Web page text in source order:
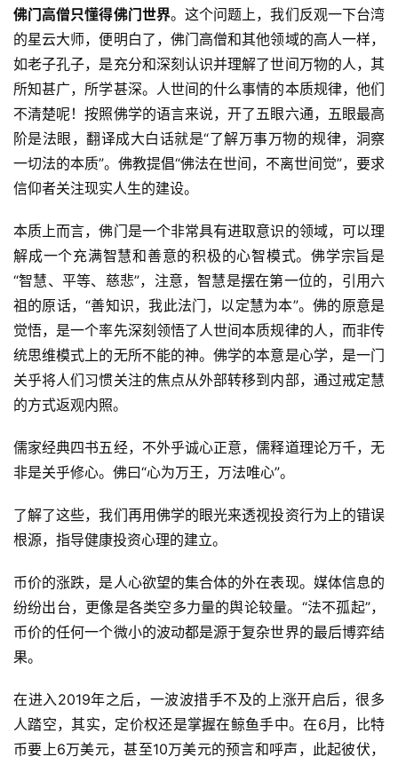
佛门高僧只懂得佛门世界。这个问题上，我们反观一下台湾
的星云大师，便明白了，佛门高僧和其他领域的高人一样，
如老子孔子，是充分和深刻认识并理解了世间万物的人，其
所知甚广，所学甚深。人世间的什么事情的本质规律，他们
不清楚呢！按照佛学的语言来说，开了五眼六通，五眼最高
阶是法眼，翻译成大白话就是“了解万事万物的规律，洞察
一切法的本质”。佛教提倡“佛法在世间，不离世间觉”，要求
信仰者关注现实人生的建设。
本质上而言，佛门是一个非常具有进取意识的领域，可以理
解成一个充满智慧和善意的积极的心智模式。佛学宗旨是
“智慧、平等、慈悲”，注意，智慧是摆在第一位的，引用六
祖的原话，“善知识，我此法门，以定慧为本”。佛的原意是
觉悟，是一个率先深刻领悟了人世间本质规律的人，而非传
统思维模式上的无所不能的神。佛学的本意是心学，是一门
关乎将人们习惯关注的焦点从外部转移到内部，通过戒定慧
的方式返观内照。
儒家经典四书五经，不外乎诚心正意，儒释道理论万千，无
非是关乎修心。佛曰“心为万王，万法唯心”。
了解了这些，我们再用佛学的眼光来透视投资行为上的错误
根源，指导健康投资心理的建立。
币价的涨跌，是人心欲望的集合体的外在表现。媒体信息的
纷纷出台，更像是各类空多力量的舆论较量。 “法不孤起”，
币价的任何一个微小的波动都是源于复杂世界的最后博弈结
果。
在进入2019年之后，一波波措手不及的上涨开启后，很多
人踏空，其实，定价权还是掌握在鲸鱼手中。在6月，比特
币要上6万美元，甚至10万美元的预言和呼声，此起彼伏，